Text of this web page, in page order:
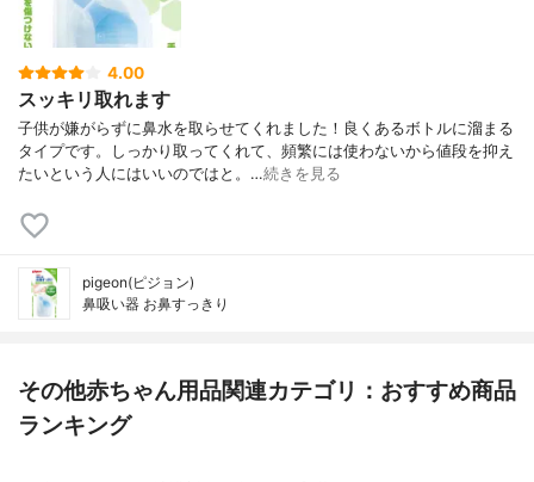
4.00
スッキリ取れます
子供が嫌がらずに鼻水を取らせてくれました！良くあるボトルに溜まる
タイプです。しっかり取ってくれて、頻繁には使わないから値段を抑え
たいという人にはいいのではと。…続きを見る
pigeon(ピジョン)
鼻吸い器 お鼻すっきり
その他赤ちゃん用品関連カテゴリ：おすすめ商品
ランキング